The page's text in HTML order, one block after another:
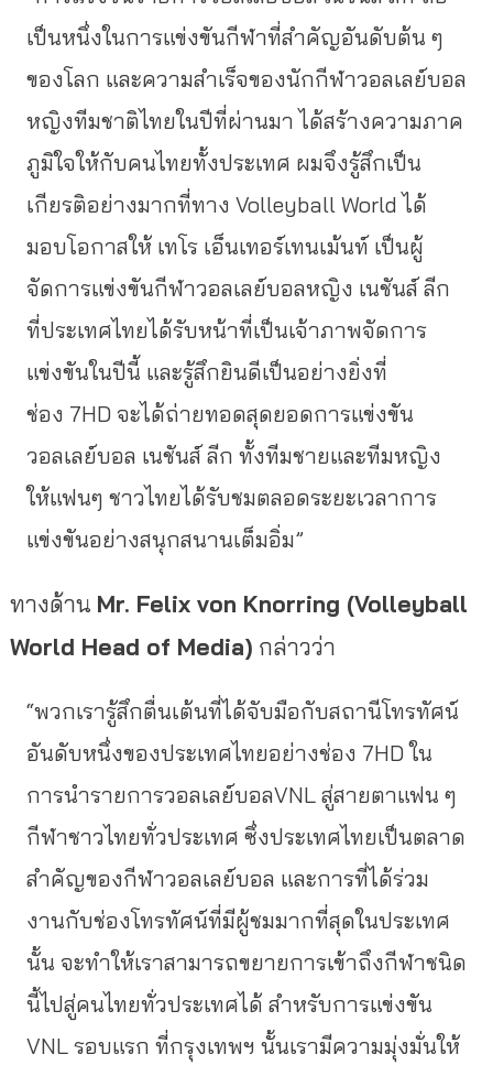
เป็นหนึ่งในการแข่งขันกีฬาที่สำคัญอันดับต้น ๆ
ของโลก และความสำเร็จของนักกีฬาวอลเลย์บอล
หญิงทีมชาติไทยในปีที่ผ่านมา ได้สร้างความภาค
ภูมิใจให้กับคนไทยทั้งประเทศ ผมจึงรู้สึกเป็น
เกียรติอย่างมากที่ทาง Volleyball World ได้
มอบโอกาสให้ เทโร เอ็นเทอร์เทนเม้นท์ เป็นผู้
จัดการแข่งขันกีฬาวอลเลย์บอลหญิง เนชันส์ ลีก
ที่ประเทศไทยได้รับหน้าที่เป็นเจ้าภาพจัดการ
แข่งขันในปีนี้ และรู้สึกยินดีเป็นอย่างยิ่งที่
ช่อง 7HD จะได้ถ่ายทอดสุดยอดการแข่งขัน
วอลเลย์บอล เนชันส์ ลีก ทั้งทีมชายและทีมหญิง
ให้แฟนๆ ชาวไทยได้รับชมตลอดระยะเวลาการ
แข่งขันอย่างสนุกสนานเต็มอิ่ม”
ทางด้าน Mr. Felix von Knorring (Volleyball
World Head of Media) กล่าวว่า
“พวกเรารู้สึกตื่นเต้นที่ได้จับมือกับสถานีโทรทัศน์
อันดับหนึ่งของประเทศไทยอย่างช่อง 7HD ใน
การนำรายการวอลเลย์บอลVNL สู่สายตาแฟน ๆ
กีฬาชาวไทยทั่วประเทศ ซึ่งประเทศไทยเป็นตลาด
สำคัญของกีฬาวอลเลย์บอล และการที่ได้ร่วม
งานกับช่องโทรทัศน์ที่มีผู้ชมมากที่สุดในประเทศ
นั้น จะทำให้เราสามารถขยายการเข้าถึงกีฬาชนิด
นี้ไปสู่คนไทยทั่วประเทศได้ สำหรับการแข่งขัน
VNL รอบแรก ที่กรุงเทพฯ นั้นเรามีความมุ่งมั่นให้